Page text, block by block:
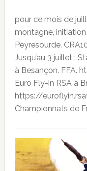
pour ce mois de
montagne,
Peyresourde.
Jusqu’au 3 juillet :
à Besançon. FFA.
Euro Fly-in RSA à
https://
Championnats de